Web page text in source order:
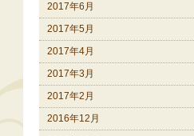
2017年6月
2017年5月
2017年4月
2017年3月
2017年2月
2016年12月